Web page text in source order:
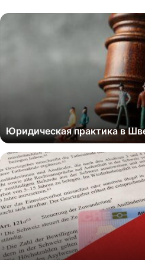
Юридическая практика в